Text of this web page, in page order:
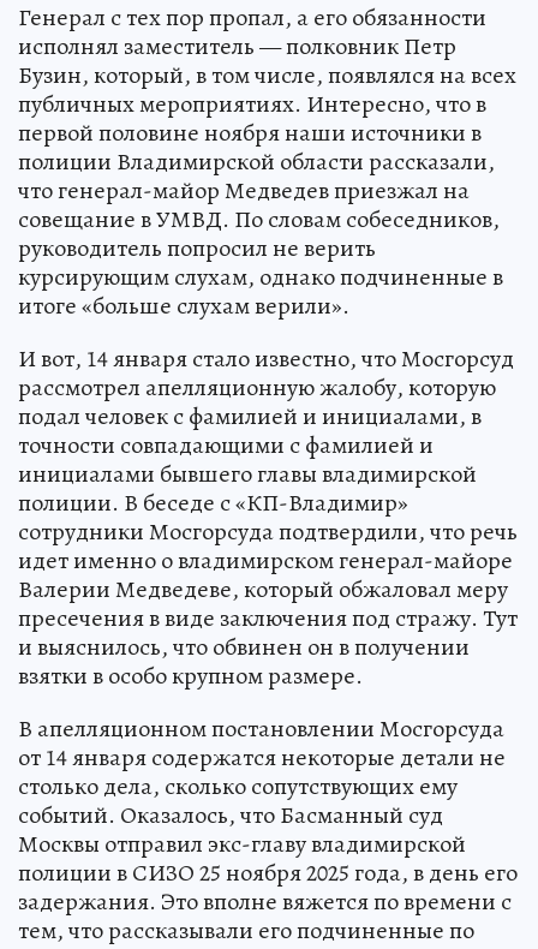
Генерал с тех пор пропал, а его обязанности
исполнял заместитель — полковник Петр
Бузин, который, в том числе, появлялся на всех
публичных мероприятиях. Интересно, что в
первой половине ноября наши источники в
полиции Владимирской области рассказали,
что генерал-майор Медведев приезжал на
совещание в УМВД. По словам собеседников,
руководитель попросил не верить
курсирующим слухам, однако подчиненные в
итоге «больше слухам верили».
И вот, 14 января стало известно, что Мосгорсуд
рассмотрел апелляционную жалобу, которую
подал человек с фамилией и инициалами, в
точности совпадающими с фамилией и
инициалами бывшего главы владимирской
полиции. В беседе с «КП-Владимир»
сотрудники Мосгорсуда подтвердили, что речь
идет именно о владимирском генерал-майоре
Валерии Медведеве, который обжаловал меру
пресечения в виде заключения под стражу. Тут
и выяснилось, что обвинен он в получении
взятки в особо крупном размере.
В апелляционном постановлении Мосгорсуда
от 14 января содержатся некоторые детали не
столько дела, сколько сопутствующих ему
событий. Оказалось, что Басманный суд
Москвы отправил экс-главу владимирской
полиции в СИЗО 25 ноября 2025 года, в день его
задержания. Это вполне вяжется по времени с
тем, что рассказывали его подчиненные по